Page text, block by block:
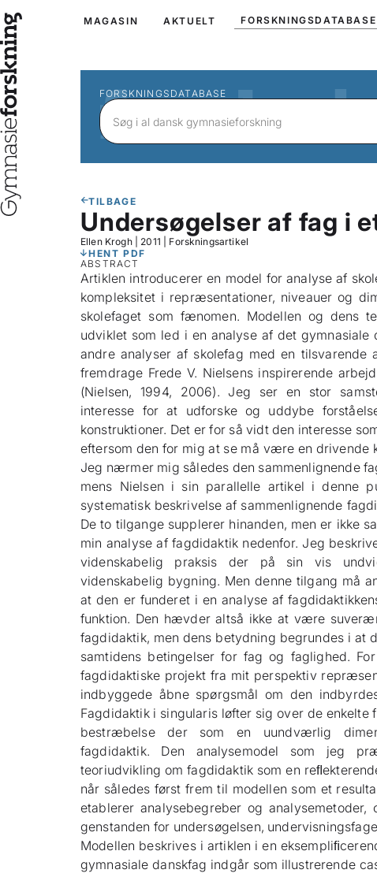
MAGASIN AKTUELT FORSKNINGSDATABASE
FORSKNINGSDATABASE
TILBAGE
Undersøgelser af fag i
Ellen Krogh| 2011
Forskningsartikel
HENT PDF
ABSTRACT
Artiklen introducerer en model for analyse af
kompleksitet i repræsentationer, niveauer og
skolefaget som fænomen. Modellen og dens
udviklet som led i en analyse af det gymnasiale
andre analyser af skolefag med en
fremdrage Frede V. Nielsens inspirerende
(Nielsen, 1994, 2006). Jeg ser en stor
interesse for at udforske og uddybe
konstruktioner. Det er for så vidt den interesse
eftersom den for mig at se må være en drivende
Jeg nærmer mig således den sammenlignende
mens Nielsen i sin parallelle artikel i denne
systematisk beskrivelse af sammenlignende
De to tilgange supplerer hinanden, men er ikke
min analyse af fagdidaktik nedenfor. Jeg
videnskabelig praksis der på sin vis
videnskabelig bygning. Men denne tilgang må
at den er funderet i en analyse af
funktion. Den hævder altså ikke at være
fagdidaktik, men dens betydning begrundes i at
samtidens betingelser for fag og faglighed.
fagdidaktiske projekt fra mit perspektiv
indbyggede åbne spørgsmål om den
Fagdidaktik i singularis løfter sig over de
bestræbelse der som en uundværlig
fagdidaktik. Den analysemodel som jeg
teoriudvikling om fagdidaktik som en
når således først frem til modellen som et
etablerer analysebegreber og
genstanden for undersøgelsen,
Modellen beskrives i artiklen i en
gymnasiale danskfag indgår som illustrerende